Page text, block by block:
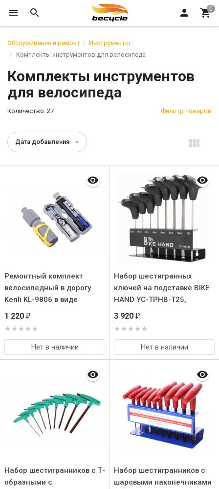
Обслуживание и ремонт
Инструменты
Комплекты инструментов для велосипеда
Комплекты инструментов
для велосипеда
Количество: 27 Фильтр товаров
Дата добавления
Ремонтный комплект
велосипедный в дорогу
Kenli KL-9806 в виде
велофляги
1 220 ₽
Нет в наличии
Набор шестигранных
ключей на подставке BIKE
HAND YC-TPHB-T25,
размеры 2/2.5/3/4/5/6/8 +
3 920 ₽
Нет в наличии
Набор шестигранников с Т-
образными с
Набор шестигранников с
шаровыми наконечниками